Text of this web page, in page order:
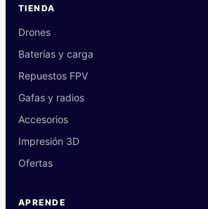
TIENDA
Drones
Baterías y carga
Repuestos FPV
Gafas y radios
Accesorios
Impresión 3D
Ofertas
APRENDE